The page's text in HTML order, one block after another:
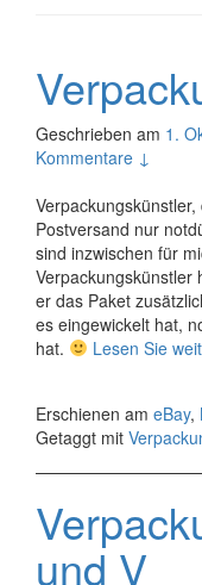
Geschrieben am 1.
Kommentare ↓
Postversand nur
sind inzwischen für
Verpackungskünstler
er das Paket
es eingewickelt hat,
hat.
Lesen Sie
Erschienen am eBay,
Getaggt mit
und V